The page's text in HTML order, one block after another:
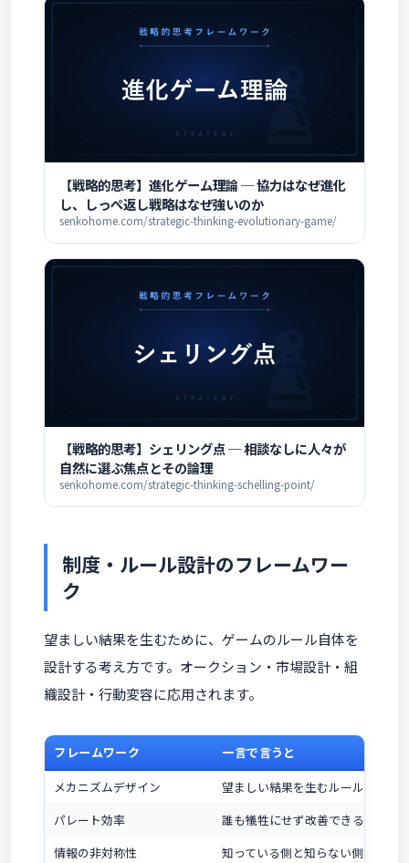
【戦略的思考】進化ゲーム理論 ─ 協力はなぜ進化
し、しっぺ返し戦略はなぜ強いのか
senkohome.com/strategic-thinking-evolutionary-game/
【戦略的思考】シェリング点 ─ 相談なしに人々が
自然に選ぶ焦点とその論理
senkohome.com/strategic-thinking-schelling-point/
制度・ルール設計のフレームワー
ク
望ましい結果を生むために、ゲームのルール自体を
設計する考え方です。オークション・市場設計・組
織設計・行動変容に応用されます。
フレームワーク
一言で言うと
メカニズムデザイン
望ましい結果を生むルールを逆算
パレート効率
誰も犠牲にせず改善できる余地が
情報の非対称性
知っている側と知らない側が生む